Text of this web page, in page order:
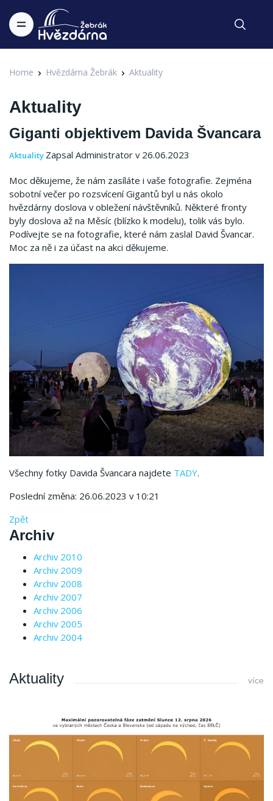
Home Hvězdárna Žebrák Aktuality
Aktuality
Giganti objektivem Davida Švancara
Aktuality Zapsal Administrator v 26.06.2023
Moc děkujeme, že nám zasíláte i vaše fotografie. Zejména
sobotní večer po rozsvícení Gigantů byl u nás okolo
hvězdárny doslova v obležení návštěvníků. Některé fronty
byly doslova až na Měsíc (blízko k modelu), tolik vás bylo.
Podívejte se na fotografie, které nám zaslal David Švancar.
Moc za ně i za účast na akci děkujeme.
Všechny fotky Davida Švancara najdete TADY.
Poslední změna: 26.06.2023 v 10:21
Zpět
Archiv
Archiv 2010
Archiv 2009
Archiv 2008
Archiv 2007
Archiv 2006
Archiv 2005
Archiv 2004
Aktuality více